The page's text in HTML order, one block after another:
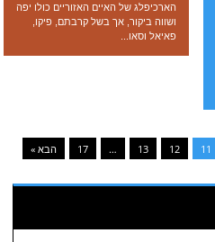
הארכיפלג של האיים האזוריים כולו יפה
ושווה ביקור, אך בשל קרבתם, פיקו,
פאיאל וסאו...
11
12
13
…
17 הבא »